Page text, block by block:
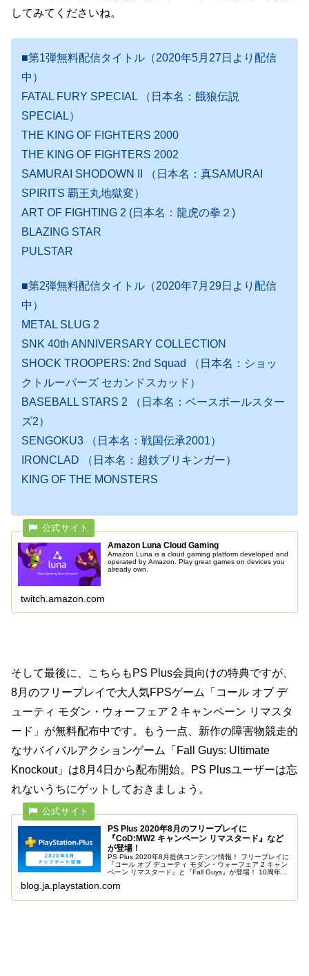
してみてくださいね。
■第1弾無料配信タイトル（2020年5月27日より配信
中）
FATAL FURY SPECIAL （日本名：餓狼伝説
SPECIAL）
THE KING OF FIGHTERS 2000
THE KING OF FIGHTERS 2002
SAMURAI SHODOWN II （日本名：真SAMURAI
SPIRITS 覇王丸地獄変）
ART OF FIGHTING 2 (日本名：龍虎の拳２)
BLAZING STAR
PULSTAR
■第2弾無料配信タイトル（2020年7月29日より配信
中）
METAL SLUG 2
SNK 40th ANNIVERSARY COLLECTION
SHOCK TROOPERS: 2nd Squad （日本名：ショッ
クトルーパーズ セカンドスカッド）
BASEBALL STARS 2 （日本名：ベースボールスター
ズ2）
SENGOKU3 （日本名：戦国伝承2001）
IRONCLAD （日本名：超鉄ブリキンガー）
KING OF THE MONSTERS
Amazon Luna Cloud Gaming
Amazon Luna is a cloud gaming platform developed and
operated by Amazon. Play great games on devices you
already own.
twitch.amazon.com
そして最後に、こちらもPS Plus会員向けの特典ですが、
8月のフリープレイで大人気FPSゲーム「コール オブ デ
ューティ モダン・ウォーフェア 2 キャンペーン リマスタ
ード」が無料配布中です。もう一点、新作の障害物競走的
なサバイバルアクションゲーム「Fall Guys: Ultimate
Knockout」は8月4日から配布開始。PS Plusユーザーは忘
れないうちにゲットしておきましょう。
PS Plus 2020年8月のフリープレイに
『CoD:MW2 キャンペーン リマスタード』など
が登場！
PS Plus 2020年8月提供コンテンツ情報！ フリープレイに
『コール オブ デューティ モダン・ウォーフェア 2 キャン
ペーン リマスタード』と『Fall Guys』が登場！ 10周年特
blog.ja.playstation.com